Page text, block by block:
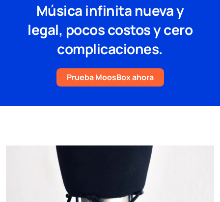
Música infinita nueva y
legal, pocos costos y cero
complicaciones.
Prueba MoosBox ahora